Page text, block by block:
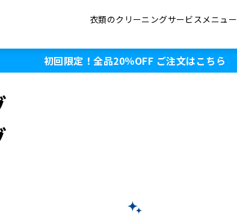
衣類のクリーニングサービスメニュー
初回限定！全品20％OFF ご注文はこちら